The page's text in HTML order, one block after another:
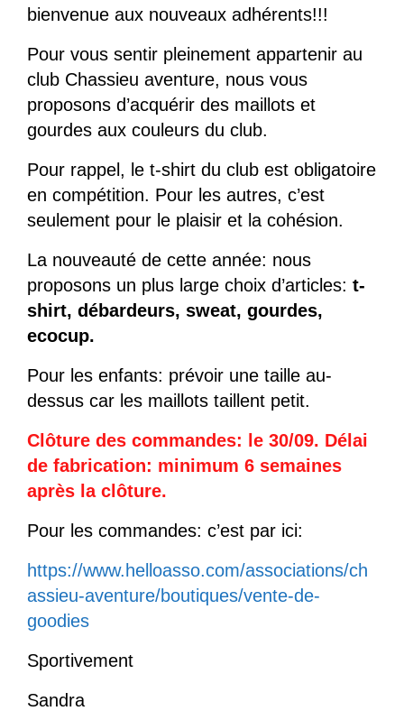
bienvenue aux nouveaux adhérents!!!
Pour vous sentir pleinement appartenir au
club Chassieu aventure, nous vous
proposons d’acquérir des maillots et
gourdes aux couleurs du club.
Pour rappel, le t-shirt du club est obligatoire
en compétition. Pour les autres, c’est
seulement pour le plaisir et la cohésion.
La nouveauté de cette année: nous
proposons un plus large choix d’articles: t-
shirt, débardeurs, sweat, gourdes,
ecocup.
Pour les enfants: prévoir une taille au-
dessus car les maillots taillent petit.
Clôture des commandes: le 30/09. Délai
de fabrication: minimum 6 semaines
après la clôture.
Pour les commandes: c’est par ici:
https://www.helloasso.com/associations/ch
assieu-aventure/boutiques/vente-de-
goodies
Sportivement
Sandra